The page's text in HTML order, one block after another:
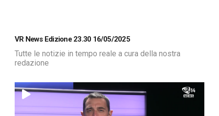
VR News Edizione 23.30 16/05/2025
Tutte le notizie in tempo reale a cura della nostra
redazione